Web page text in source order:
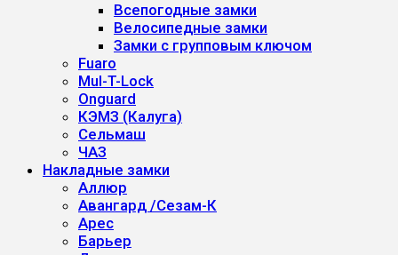
Всепогодные замки
Велосипедные замки
Замки с групповым ключом
Fuaro
Mul-T-Lock
Onguard
КЭМЗ (Калуга)
Сельмаш
ЧАЗ
Накладные замки
Аллюр
Авангард /Сезам-К
Арес
Барьер